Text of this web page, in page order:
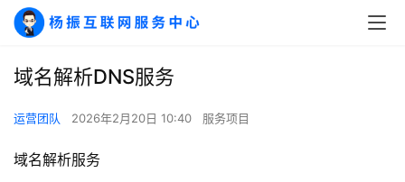
域名解析DNS服务
运营团队 2026年2月20日 10:40 服务项目
域名解析服务